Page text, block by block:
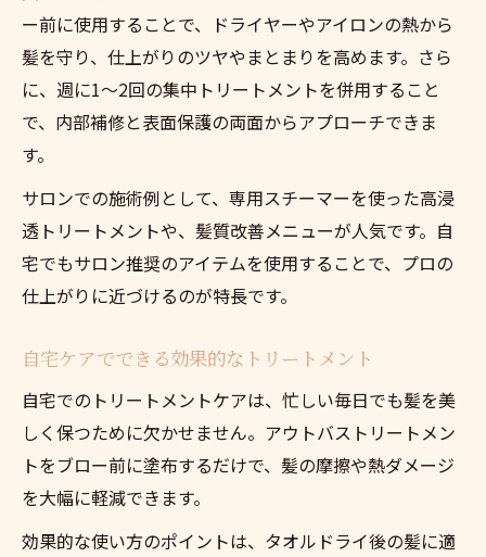
ー前に使用することで、ドライヤーやアイロンの熱から
髪を守り、仕上がりのツヤやまとまりを高めます。さら
に、週に1～2回の集中トリートメントを併用すること
で、内部補修と表面保護の両面からアプローチできま
す。
サロンでの施術例として、専用スチーマーを使った高浸
透トリートメントや、髪質改善メニューが人気です。自
宅でもサロン推奨のアイテムを使用することで、プロの
仕上がりに近づけるのが特長です。
自宅ケアでできる効果的なトリートメント
自宅でのトリートメントケアは、忙しい毎日でも髪を美
しく保つために欠かせません。アウトバストリートメン
トをブロー前に塗布するだけで、髪の摩擦や熱ダメージ
を大幅に軽減できます。
効果的な使い方のポイントは、タオルドライ後の髪に適